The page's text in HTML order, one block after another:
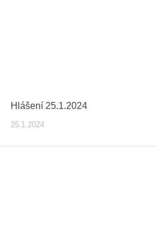
Hlášení 25.1.2024
25.1.2024